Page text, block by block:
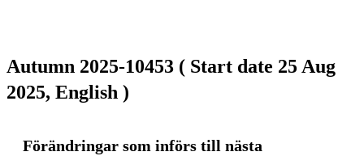
Autumn 2025-10453 ( Start date 25 Aug
2025, English )
Förändringar som införs till nästa